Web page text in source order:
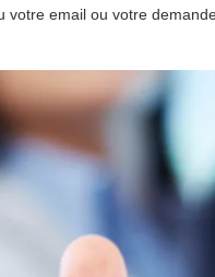
email ou votre